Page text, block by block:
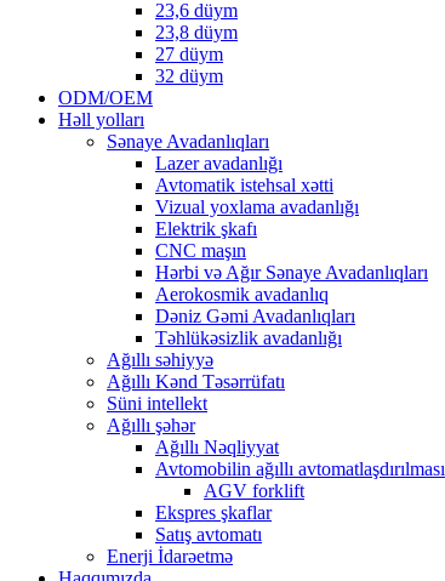
23,6 düym
23,8 düym
27 düym
32 düym
ODM/OEM
Həll yolları
Sənaye Avadanlıqları
Lazer avadanlığı
Avtomatik istehsal xətti
Vizual yoxlama avadanlığı
Elektrik şkafı
CNC maşın
Hərbi və Ağır Sənaye Avadanlıqları
Aerokosmik avadanlıq
Dəniz Gəmi Avadanlıqları
Təhlükəsizlik avadanlığı
Ağıllı səhiyyə
Ağıllı Kənd Təsərrüfatı
Süni intellekt
Ağıllı şəhər
Ağıllı Nəqliyyat
Avtomobilin ağıllı avtomatlaşdırılması
AGV forklift
Ekspres şkaflar
Satış avtomatı
Enerji İdarəetmə